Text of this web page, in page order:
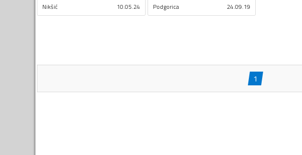
Nikšić 10.05.24 Podgorica 24.09.19
1